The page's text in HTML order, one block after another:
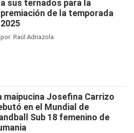
a sus ternados para la
premiación de la temporada
2025
por Raúl Adriazola
maipucina Josefina Carrizo
en el Mundial de
Sub 18 femenino de